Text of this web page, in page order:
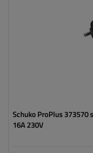
Schuko ProPlus
16A 230V